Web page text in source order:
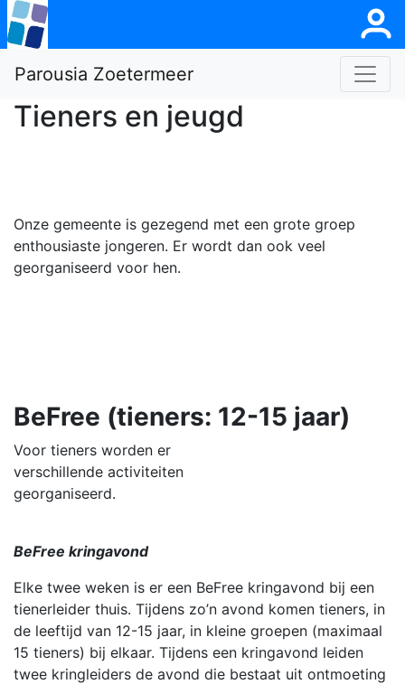
Parousia Zoetermeer
Tieners en jeugd
Onze gemeente is gezegend met een grote groep
enthousiaste jongeren. Er wordt dan ook veel
georganiseerd voor hen.
BeFree (tieners: 12-15 jaar)
Voor tieners worden er
verschillende activiteiten
georganiseerd.
BeFree kringavond
Elke twee weken is er een BeFree kringavond bij een
tienerleider thuis. Tijdens zo’n avond komen tieners, in
de leeftijd van 12-15 jaar, in kleine groepen (maximaal
15 tieners) bij elkaar. Tijdens een kringavond leiden
twee kringleiders de avond die bestaat uit ontmoeting